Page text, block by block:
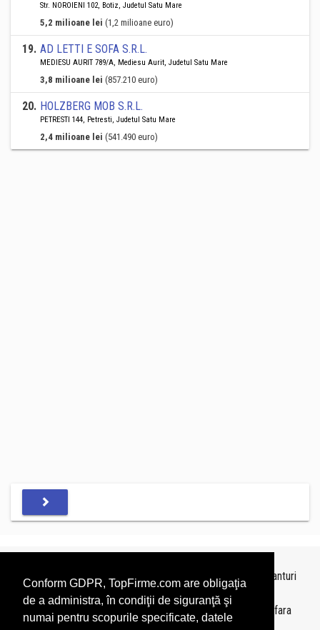
Conform GDPR, TopFirme.com are obligaţia
de a administra, în condiţii de siguranţă şi
numai pentru scopurile specificate, datele
Str. NOROIENI 102, Botiz, Judetul Satu Mare
5,2 milioane lei (1,2 milioane euro)
19. AD LETTI E SOFA S.R.L.
MEDIESU AURIT 789/A, Mediesu Aurit, Judetul Satu Mare
3,8 milioane lei (857.210 euro)
20. HOLZBERG MOB S.R.L.
PETRESTI 144, Petresti, Judetul Satu Mare
2,4 milioane lei (541.490 euro)
Topurile sunt realizate deTopFirme
pe baza ultimelor bilanturi
depuse si au scop informativ.
Este interzisa folosirea topurilor fara acordul TopFirme si fara